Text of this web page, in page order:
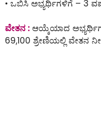
• ಒಬಿಸಿ ಅಭ್ಯರ್ಥಿಗಳಿಗೆ – 3
ವೇತನ : ಆಯ್ಕೆಯಾದ
69,100 ಶ್ರೇಣಿಯಲ್ಲಿ ವೇತನ